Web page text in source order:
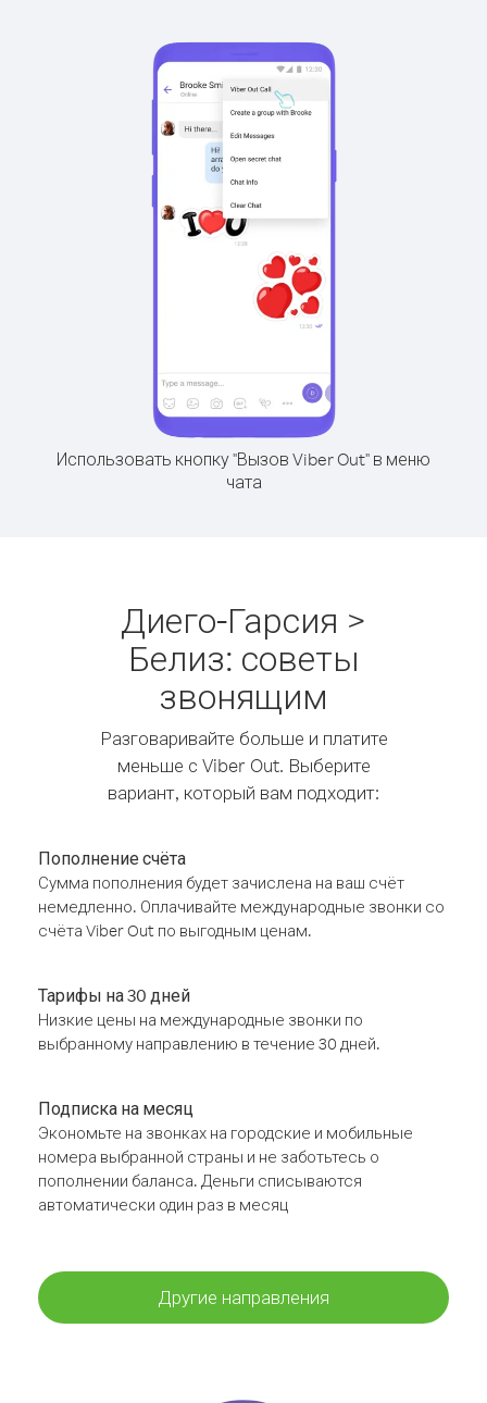
Использовать кнопку "Вызов Viber Out" в меню
чата
Диего-Гарсия >
Белиз: советы
звонящим
Разговаривайте больше и платите
меньше с Viber Out. Выберите
вариант, который вам подходит:
Пополнение счёта
Сумма пополнения будет зачислена на ваш счёт
немедленно. Оплачивайте международные звонки со
счёта Viber Out по выгодным ценам.
Тарифы на 30 дней
Низкие цены на международные звонки по
выбранному направлению в течение 30 дней.
Подписка на месяц
Экономьте на звонках на городские и мобильные
номера выбранной страны и не заботьтесь о
пополнении баланса. Деньги списываются
автоматически один раз в месяц
Другие направления